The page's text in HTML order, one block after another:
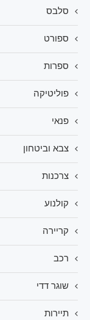
סלבס
ספורט
ספרות
פוליטיקה
פנאי
צבא וביטחון
צרכנות
קולנוע
קריירה
רכב
שוגר דדי
תיירות